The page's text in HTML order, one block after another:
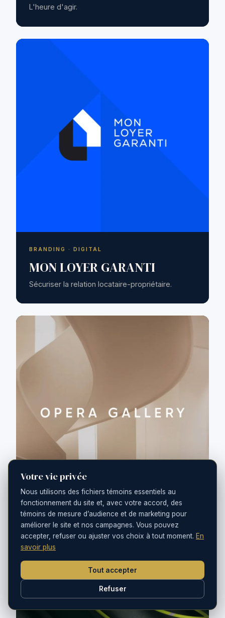
L'heure d'agir.
BRANDING · DIGITAL
MON LOYER GARANTI
Sécuriser la relation locataire-propriétaire.
CRÉATION · IMAGE DE MARQUE
OPERA GALLERY
L'art international, à l'échelle d'une plateforme.
Votre vie privée
Nous utilisons des fichiers témoins essentiels au
fonctionnement du site et, avec votre accord, des
témoins de mesure d’audience et de marketing pour
améliorer le site et nos campagnes. Vous pouvez
accepter, refuser ou ajuster vos choix à tout moment. En
savoir plus
Tout accepter
Refuser